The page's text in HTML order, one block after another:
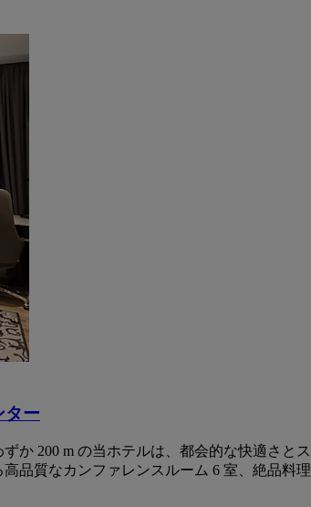
ター
か 200 m の当ホテルは、都会的な快適さと
品質なカンファレンスルーム 6 室、絶品料